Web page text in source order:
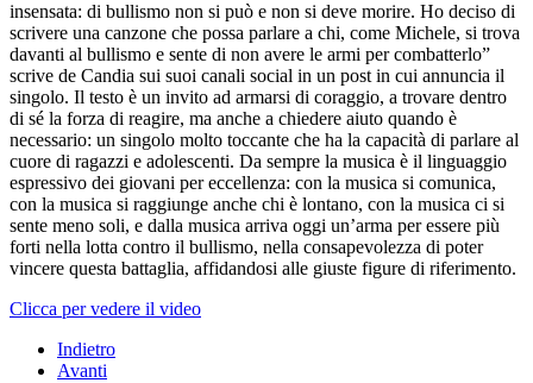
insensata: di bullismo non si può e non si deve morire. Ho deciso di
scrivere una canzone che possa parlare a chi, come Michele, si trova
davanti al bullismo e sente di non avere le armi per combatterlo”
scrive de Candia sui suoi canali social in un post in cui annuncia il
singolo. Il testo è un invito ad armarsi di coraggio, a trovare dentro
di sé la forza di reagire, ma anche a chiedere aiuto quando è
necessario: un singolo molto toccante che ha la capacità di parlare al
cuore di ragazzi e adolescenti. Da sempre la musica è il linguaggio
espressivo dei giovani per eccellenza: con la musica si comunica,
con la musica si raggiunge anche chi è lontano, con la musica ci si
sente meno soli, e dalla musica arriva oggi un’arma per essere più
forti nella lotta contro il bullismo, nella consapevolezza di poter
vincere questa battaglia, affidandosi alle giuste figure di riferimento.
Clicca per vedere il video
Indietro
Avanti